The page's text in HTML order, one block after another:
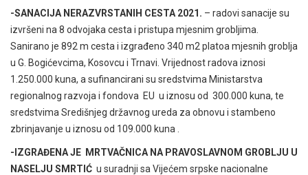
-SANACIJA NERAZVRSTANIH CESTA 2021. – radovi sanacije su
izvršeni na 8 odvojaka cesta i pristupa mjesnim grobljima.
Sanirano je 892 m cesta i izgrađeno 340 m2 platoa mjesnih groblja
u G. Bogićevcima, Kosovcu i Trnavi. Vrijednost radova iznosi
1.250.000 kuna, a sufinancirani su sredstvima Ministarstva
regionalnog razvoja i fondova EU u iznosu od 300.000 kuna, te
sredstvima Središnjeg državnog ureda za obnovu i stambeno
zbrinjavanje u iznosu od 109.000 kuna .
-IZGRAĐENA JE MRTVAČNICA NA PRAVOSLAVNOM GROBLJU U
NASELJU SMRTIĆ u suradnji sa Vijećem srpske nacionalne